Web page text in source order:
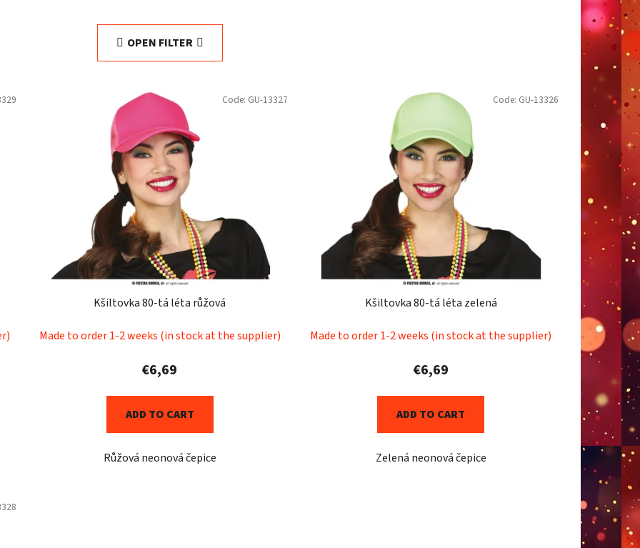
r
t
i
n
g
OPEN FILTER
Kšiltovka 80-tá léta růžová
Made to order 1-2 weeks (in stock at the supplier)
€6,69
ADD TO CART
Růžová neonová čepice
Code: GU-13327
Kšiltovka 80-tá léta zelená
Made to order 1-2 weeks (in stock at the supplier)
€6,69
ADD TO CART
Zelená neonová čepice
Code: GU-13326